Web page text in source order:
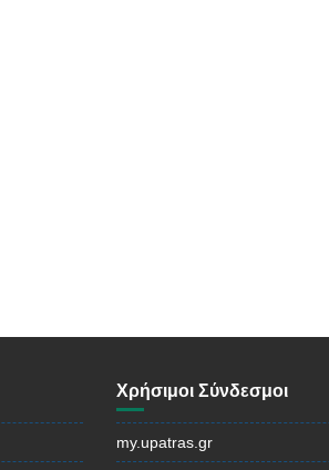
Χρήσιμοι Σύνδεσμοι
my.upatras.gr